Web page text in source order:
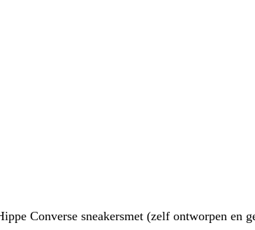
Converse sneakersmet (zelf ontworpen en